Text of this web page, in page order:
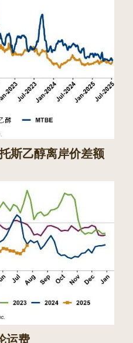
斯乙醇离岸价差额
运费